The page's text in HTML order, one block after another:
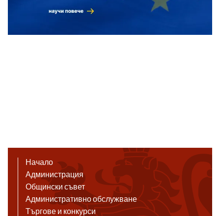
Начало
Администрация
Общински съвет
Административно обслужване
Търгове и конкурси